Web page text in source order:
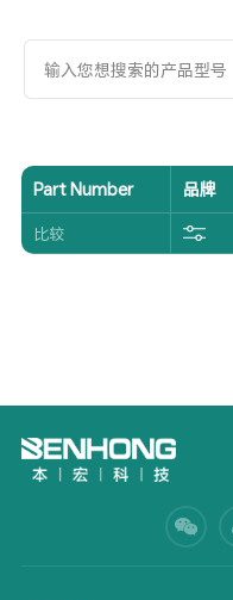
Part Number 品牌
比较